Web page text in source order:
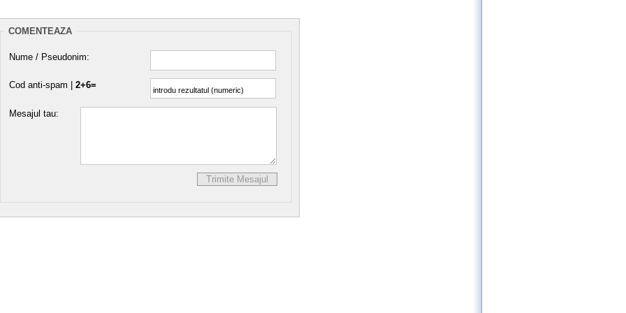
COMENTEAZA
Nume / Pseudonim:
Cod anti-spam | 2+6=
Mesajul tau: